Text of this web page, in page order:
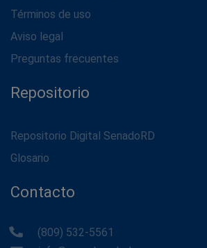
Términos de uso
Aviso legal
Preguntas frecuentes
Repositorio
Repositorio Digital SenadoRD
Glosario
Contacto
(809) 532-5561